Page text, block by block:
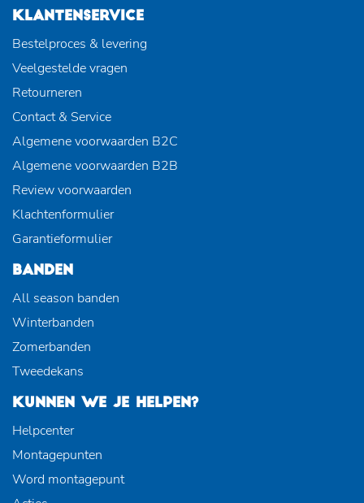
KLANTENSERVICE
Bestelproces & levering
Veelgestelde vragen
Retourneren
Contact & Service
Algemene voorwaarden B2C
Algemene voorwaarden B2B
Review voorwaarden
Klachtenformulier
Garantieformulier
BANDEN
All season banden
Winterbanden
Zomerbanden
Tweedekans
KUNNEN WE JE HELPEN?
Helpcenter
Montagepunten
Word montagepunt